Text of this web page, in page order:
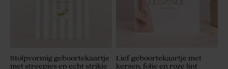
Stolpvormig geboortekaartje
met streepjes en echt strikje
Lief geboortekaartje met
kersen, folie en roze lint